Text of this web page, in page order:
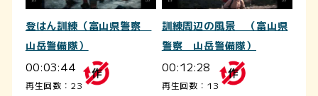
登はん訓練（富山県警察
山岳警備隊）
00:03:44
再生回数：23
訓練周辺の風景 （富山県
警察 山岳警備隊）
00:12:28
再生回数：13